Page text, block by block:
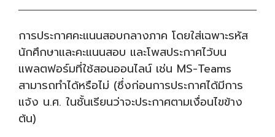
การประกาศคะแนนสอบกลางภาค โดยใส่เฉพาะรหัส
นักศึกษาและคะแนนสอบ และโพสประกาศไว้บน
แพลตฟอร์มที่ใช้สอนออนไลน์ เช่น MS-Teams
สามารถทำได้หรือไม่ (ซึ่งก่อนการประกาศได้มีการ
แจ้ง น.ศ. ในชั้นเรียนว่าจะประกาศตามเงื่อนไขข้าง
ต้น)